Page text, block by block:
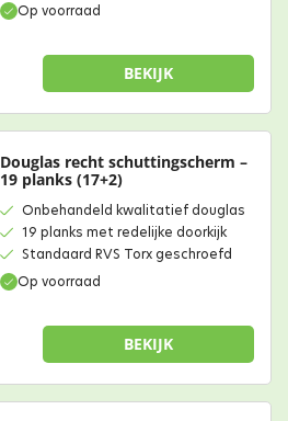
Op voorraad
BEKIJK
Op voorraad
Douglas recht schuttingscherm –
19 planks (17+2)
Onbehandeld kwalitatief douglas
19 planks met redelijke doorkijk
Standaard RVS Torx geschroefd
BEKIJK